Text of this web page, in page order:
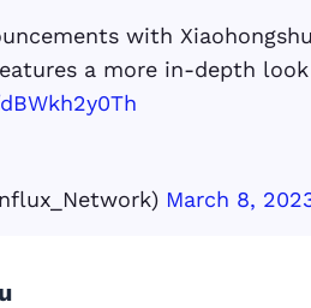
with Xiaohongshu
a more in-depth
March 8,